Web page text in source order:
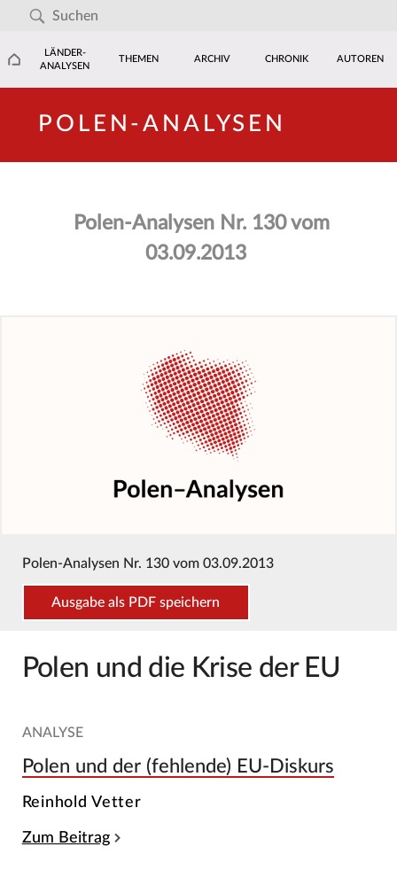
LÄNDER-
ANALYSEN
THEMEN ARCHIV CHRONIK AUTOREN
POLEN-ANALYSEN
Polen-Analysen Nr. 130 vom
03.09.2013
Polen-Analysen Nr. 130 vom 03.09.2013
Ausgabe als PDF speichern
Polen und die Krise der EU
ANALYSE
Polen und der (fehlende) EU-Diskurs
Reinhold Vetter
Zum Beitrag